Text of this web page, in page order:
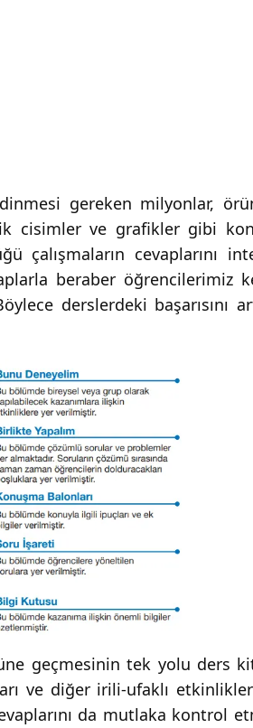
gereken milyonlar,
cisimler ve grafikler gibi
çalışmaların cevaplarını
beraber öğrencilerimiz
derslerdeki başarısını
geçmesinin tek yolu ders
ve diğer irili-ufaklı
da mutlaka kontrol